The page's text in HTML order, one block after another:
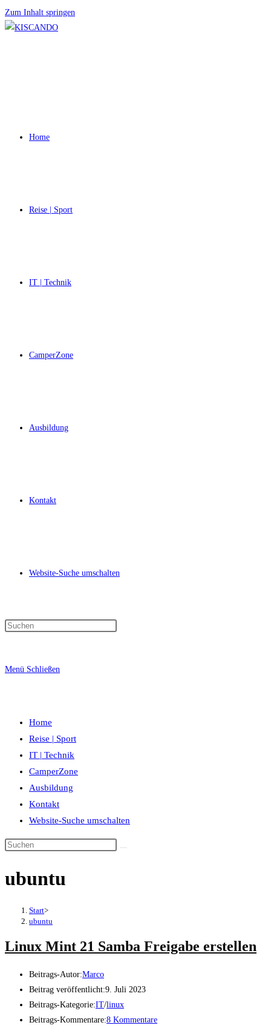
Zum Inhalt springen
Home
Reise | Sport
IT | Technik
CamperZone
Ausbildung
Kontakt
Website-Suche umschalten
Menü Schließen
Home
Reise | Sport
IT | Technik
CamperZone
Ausbildung
Kontakt
Website-Suche umschalten
ubuntu
Start>
ubuntu
Linux Mint 21 Samba Freigabe erstellen
Beitrags-Autor:Marco
Beitrag veröffentlicht:9. Juli 2023
Beitrags-Kategorie:IT/linux
Beitrags-Kommentare:8 Kommentare